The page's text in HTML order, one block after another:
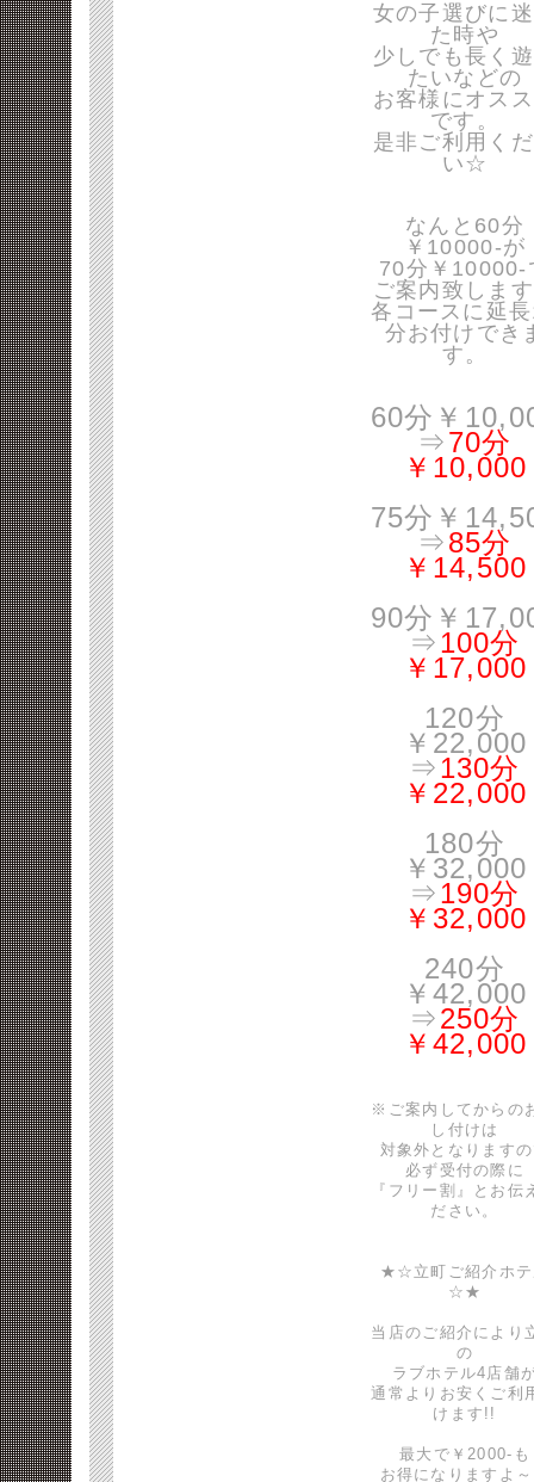
女の子選びに
た時や
少しでも長く
たいなどの
お客様にオス
です。
是非ご利用く
い☆
なんと60分
￥10000-が
70分￥10000-
ご案内致しま
各コースに延
分お付けでき
す。
60分￥
⇒70分
￥10,000
75分￥
⇒85分
￥14,500
90分￥
⇒100分
￥17,000
120分
￥22,000
⇒130分
￥22,000
180分
￥32,000
⇒190分
￥32,000
240分
￥42,000
⇒250分
￥42,000
※ご案内してからの
し付けは
対象外となります
必ず受付の際に
『フリー割』とお伝
ださい。
★☆立町ご紹介ホ
☆★
当店のご紹介により
の
ラブホテル4店舗
通常よりお安くご利
けます!!
最大で￥2000-も
お得になりますよ